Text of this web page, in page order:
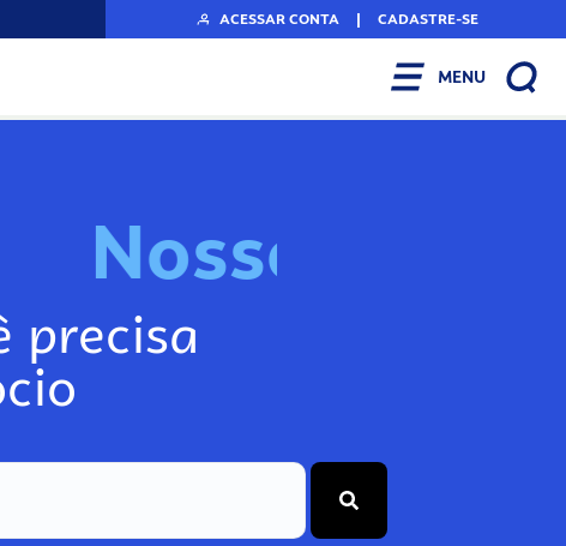
ACESSAR CONTA | CADASTRE-SE
MENU
Nosso
precisa